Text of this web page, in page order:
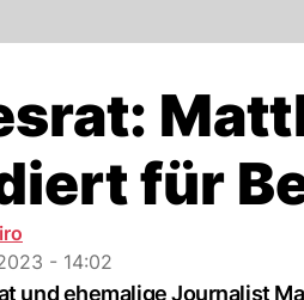
für
- 14:02
und ehemalige Journalist